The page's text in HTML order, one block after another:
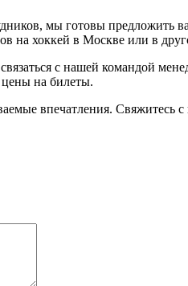
мы готовы предложить
на хоккей в Москве или в
с нашей командой
на билеты.
впечатления. Свяжитесь